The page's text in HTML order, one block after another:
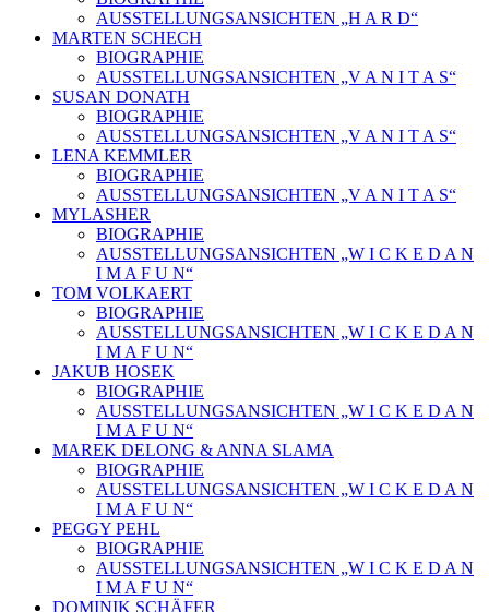
AUSSTELLUNGSANSICHTEN „H A R D“
MARTEN SCHECH
BIOGRAPHIE
AUSSTELLUNGSANSICHTEN „V A N I T A S“
SUSAN DONATH
BIOGRAPHIE
AUSSTELLUNGSANSICHTEN „V A N I T A S“
LENA KEMMLER
BIOGRAPHIE
AUSSTELLUNGSANSICHTEN „V A N I T A S“
MYLASHER
BIOGRAPHIE
AUSSTELLUNGSANSICHTEN „W I C K E D A N
I M A F U N“
TOM VOLKAERT
BIOGRAPHIE
AUSSTELLUNGSANSICHTEN „W I C K E D A N
I M A F U N“
JAKUB HOSEK
BIOGRAPHIE
AUSSTELLUNGSANSICHTEN „W I C K E D A N
I M A F U N“
MAREK DELONG & ANNA SLAMA
BIOGRAPHIE
AUSSTELLUNGSANSICHTEN „W I C K E D A N
I M A F U N“
PEGGY PEHL
BIOGRAPHIE
AUSSTELLUNGSANSICHTEN „W I C K E D A N
I M A F U N“
DOMINIK SCHÄFER